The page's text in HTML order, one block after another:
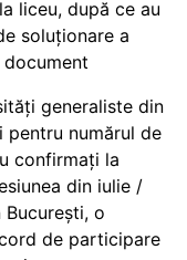
liceu, după ce au
soluționare a
generaliste din
numărul de
confirmați la
din iulie /
o
de participare